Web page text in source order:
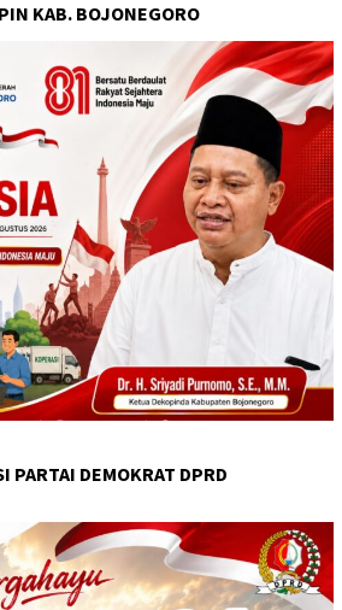
KAB. BOJONEGORO
PARTAI DEMOKRAT DPRD